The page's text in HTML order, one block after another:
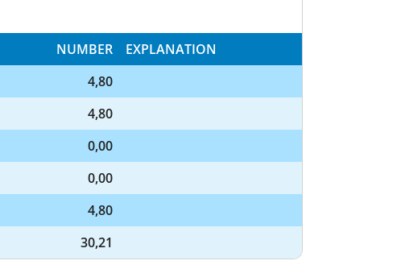
NUMBER
EXPLANATION
4,80
4,80
0,00
0,00
4,80
30,21